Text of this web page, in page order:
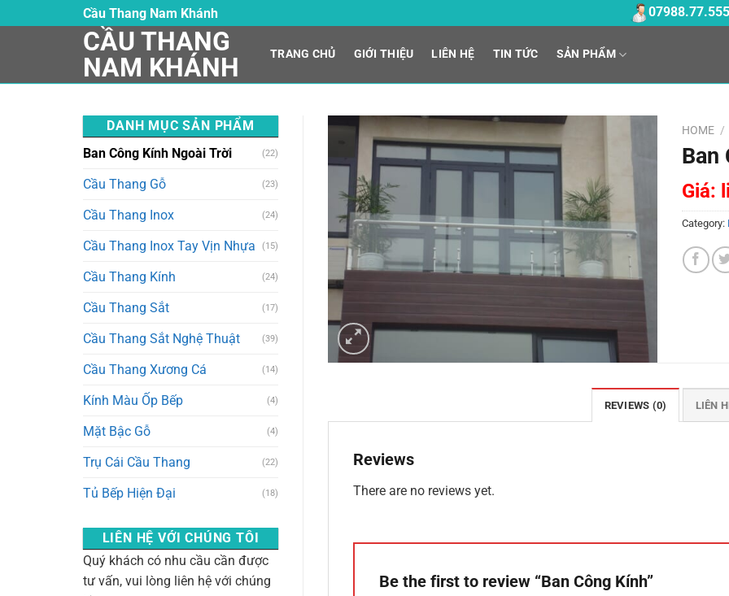
to
Cầu Thang Nam Khánh
CẦU THANG
NAM KHÁNH
TRANG CHỦ GIỚI THIỆU LIÊN HỆ TIN TỨC SẢN PHẨM
DANH MỤC SẢN PHẨM
Ban Công Kính Ngoài Trời
(22)
Cầu Thang Gỗ (23)
Cầu Thang Inox (24)
Cầu Thang Inox Tay Vịn Nhựa (15)
Cầu Thang Kính (24)
Cầu Thang Sắt (17)
Cầu Thang Sắt Nghệ Thuật (39)
Cầu Thang Xương Cá (14)
Kính Màu Ốp Bếp (4)
Mặt Bậc Gỗ (4)
Trụ Cái Cầu Thang (22)
Tủ Bếp Hiện Đại (18)
LIÊN HỆ VỚI CHÚNG TÔI
Quý khách có nhu cầu cần được
tư vấn, vui lòng liên hệ với chúng
HOME /
Ban
Giá:
Category:
REVIEWS (0) LIÊN
Reviews
There are no reviews yet.
Be the first to review “Ban Công Kính”